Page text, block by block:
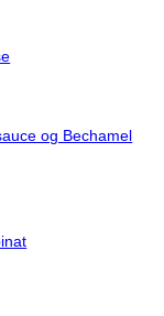
og Bechamel